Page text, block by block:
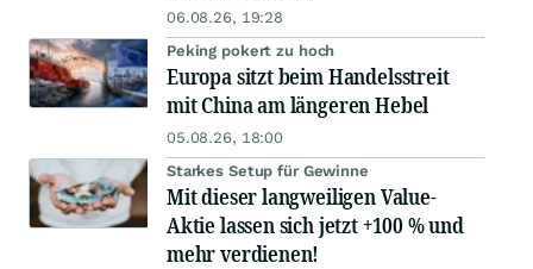
06.08.26, 19:28
Peking pokert zu hoch
Europa sitzt beim Handelsstreit
mit China am längeren Hebel
05.08.26, 18:00
Starkes Setup für Gewinne
Mit dieser langweiligen Value-
Aktie lassen sich jetzt +100 % und
mehr verdienen!